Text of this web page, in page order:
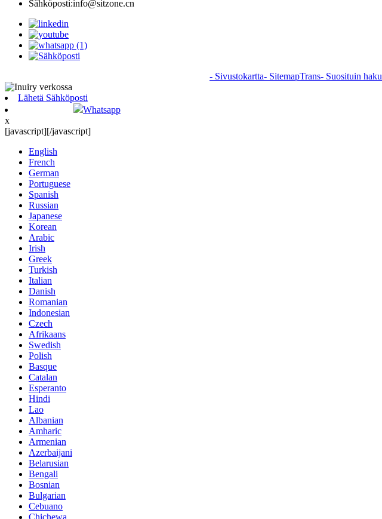
Sähköposti:info@sitzone.cn
- Sivustokartta- SitemapTrans- Suosituin haku
Lähetä Sähköposti
Whatsapp
x
[javascript][/javascript]
English
French
German
Portuguese
Spanish
Russian
Japanese
Korean
Arabic
Irish
Greek
Turkish
Italian
Danish
Romanian
Indonesian
Czech
Afrikaans
Swedish
Polish
Basque
Catalan
Esperanto
Hindi
Lao
Albanian
Amharic
Armenian
Azerbaijani
Belarusian
Bengali
Bosnian
Bulgarian
Cebuano